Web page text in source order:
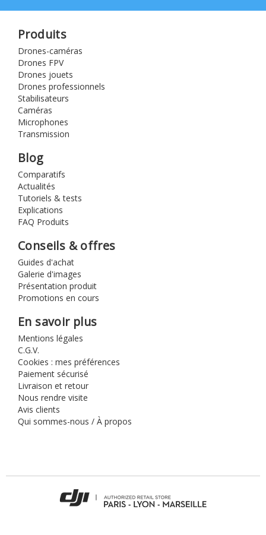
Produits
Drones-caméras
Drones FPV
Drones jouets
Drones professionnels
Stabilisateurs
Caméras
Microphones
Transmission
Blog
Comparatifs
Actualités
Tutoriels & tests
Explications
FAQ Produits
Conseils & offres
Guides d'achat
Galerie d'images
Présentation produit
Promotions en cours
En savoir plus
Mentions légales
C.G.V.
Cookies : mes préférences
Paiement sécurisé
Livraison et retour
Nous rendre visite
Avis clients
Qui sommes-nous / À propos